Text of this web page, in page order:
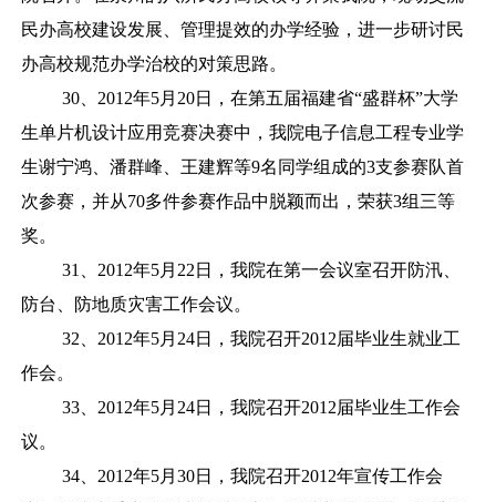
民办高校建设发展、管理提效的办学经验，进一步研讨民
办高校规范办学治校的对策思路。
30、2012年5月20日，在第五届福建省“盛群杯”大学
生单片机设计应用竞赛决赛中，我院电子信息工程专业学
生谢宁鸿、潘群峰、王建辉等9名同学组成的3支参赛队首
次参赛，并从70多件参赛作品中脱颖而出，荣获3组三等
奖。
31、2012年5月22日，我院在第一会议室召开防汛、
防台、防地质灾害工作会议。
32、2012年5月24日，我院召开2012届毕业生就业工
作会。
33、2012年5月24日，我院召开2012届毕业生工作会
议。
34、2012年5月30日，我院召开2012年宣传工作会